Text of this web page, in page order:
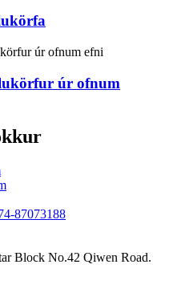
úr ofnum
87073188
Block No.42 Qiwen Road.